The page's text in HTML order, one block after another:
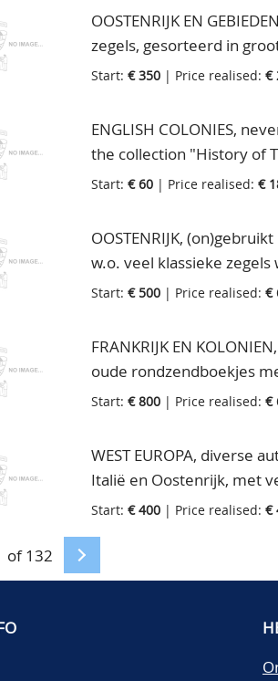
OOSTENRIJK EN
zegels, gesorteerd in
cat.waarde, in doos
Start: € 350 | Price realised: €
ENGLISH COLONIES,
the collection "History of
Start: € 60 | Price realised: €
OOSTENRIJK,
w.o. veel klassieke
vingerhoedstempeltjes
Start: € 500 | Price realised: €
FRANKRIJK EN
oude rondzendboekjes
doos
Start: € 800 | Price realised: €
WEST EUROPA, diverse
Italië en Oostenrijk, met
cat.waarde, in 5 oude
Start: € 400 | Price realised: €
of 132